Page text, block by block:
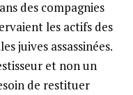
des compagnies
les actifs des
juives assassinées.
et non un
de restituer